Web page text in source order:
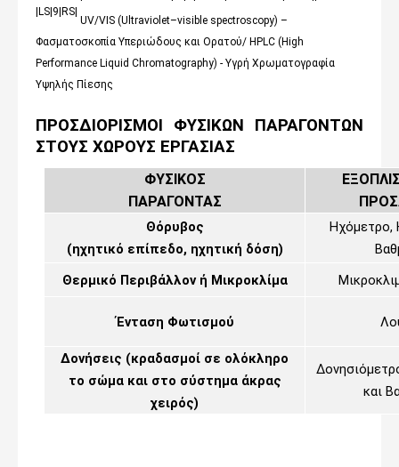
|LS|9|RS|
UV/VIS (Ultraviolet–visible spectroscopy) –
Φασματοσκοπία Υπεριώδους και Ορατού/ HPLC (High
Performance Liquid Chromatography) - Υγρή Χρωματογραφία
Υψηλής Πίεσης
ΠΡΟΣΔΙΟΡΙΣΜΟΙ ΦΥΣΙΚΩΝ ΠΑΡΑΓΟΝΤΩΝ
ΣΤΟΥΣ ΧΩΡΟΥΣ ΕΡΓΑΣΙΑΣ
ΦΥΣΙΚΟΣ
ΠΑΡΑΓΟΝΤΑΣ
Θόρυβος
(ηχητικό επίπεδο, ηχητική δόση)
Ηχόμετρο,
Θερμικό Περιβάλλον ή Μικροκλίμα
Ένταση Φωτισμού
Δονήσεις (κραδασμοί σε ολόκληρο
το σώμα και στο σύστημα άκρας
χειρός)
και